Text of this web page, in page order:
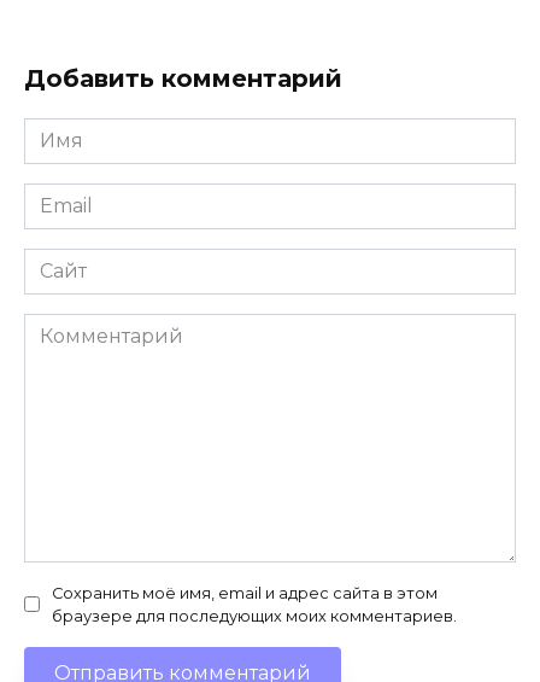
Добавить комментарий
Имя
*
Email
*
Сайт
Комментарий
Сохранить моё имя, email и адрес сайта в этом
браузере для последующих моих комментариев.